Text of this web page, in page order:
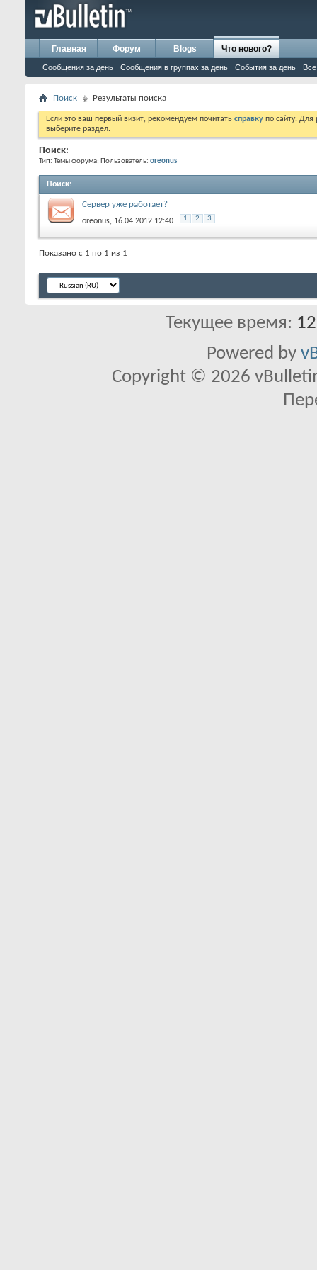
Главная Форум Blogs Что нового?
Сообщения за день Сообщения в группах за день События за день
Поиск Результаты поиска
Если это ваш первый визит, рекомендуем почитать справку по сайту.
выберите раздел.
Поиск:
Тип: Темы форума; Пользователь: oreonus
Поиск:
Сервер уже работает?
oreonus, 16.04.2012 12:40 1 2 3
Показано с 1 по 1 из 1
Текущее время:
Powered by
Copyright © 2026